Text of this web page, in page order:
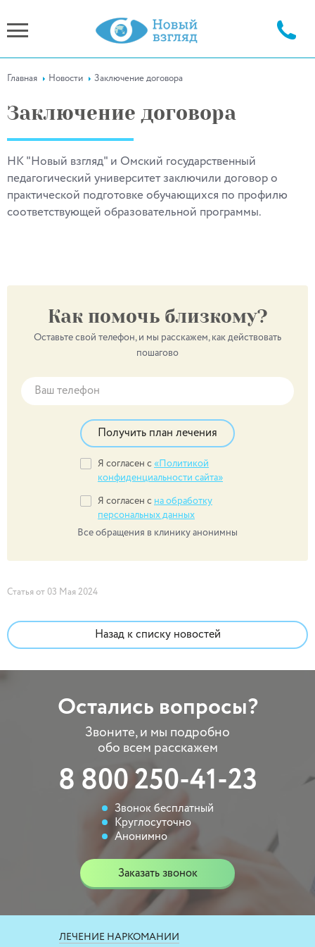
Главная Новости Заключение договора
Заключение договора
НК "Новый взгляд" и Омский государственный
педагогический университет заключили договор о
практической подготовке обучающихся по профилю
соответствующей образовательной программы.
Как помочь близкому?
Оставьте свой телефон, и мы расскажем, как действовать
пошагово
Получить план лечения
Я согласен с «Политикой
конфиденциальности сайта»
Я согласен с на обработку
персональных данных
Все обращения в клинику анонимны
Статья от 03 Мая 2024
Назад к списку новостей
Остались вопросы?
Звоните, и мы подробно
обо всем расскажем
8 800 250-41-23
Звонок бесплатный
Круглосуточно
Анонимно
Заказать звонок
ЛЕЧЕНИЕ НАРКОМАНИИ